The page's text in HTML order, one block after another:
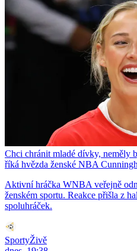
Chci chránit mladé dívky, neměly
říká hvězda ženské NBA
Aktivní hráčka WNBA veřejně
ženském sportu. Reakce přišla z
spoluhráček.
SportyŽivě